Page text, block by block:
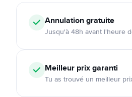
Annulationgratuite
Jusqu'à 48h avant l'heure
Meilleur prix garanti
Tu as trouvé un meilleur